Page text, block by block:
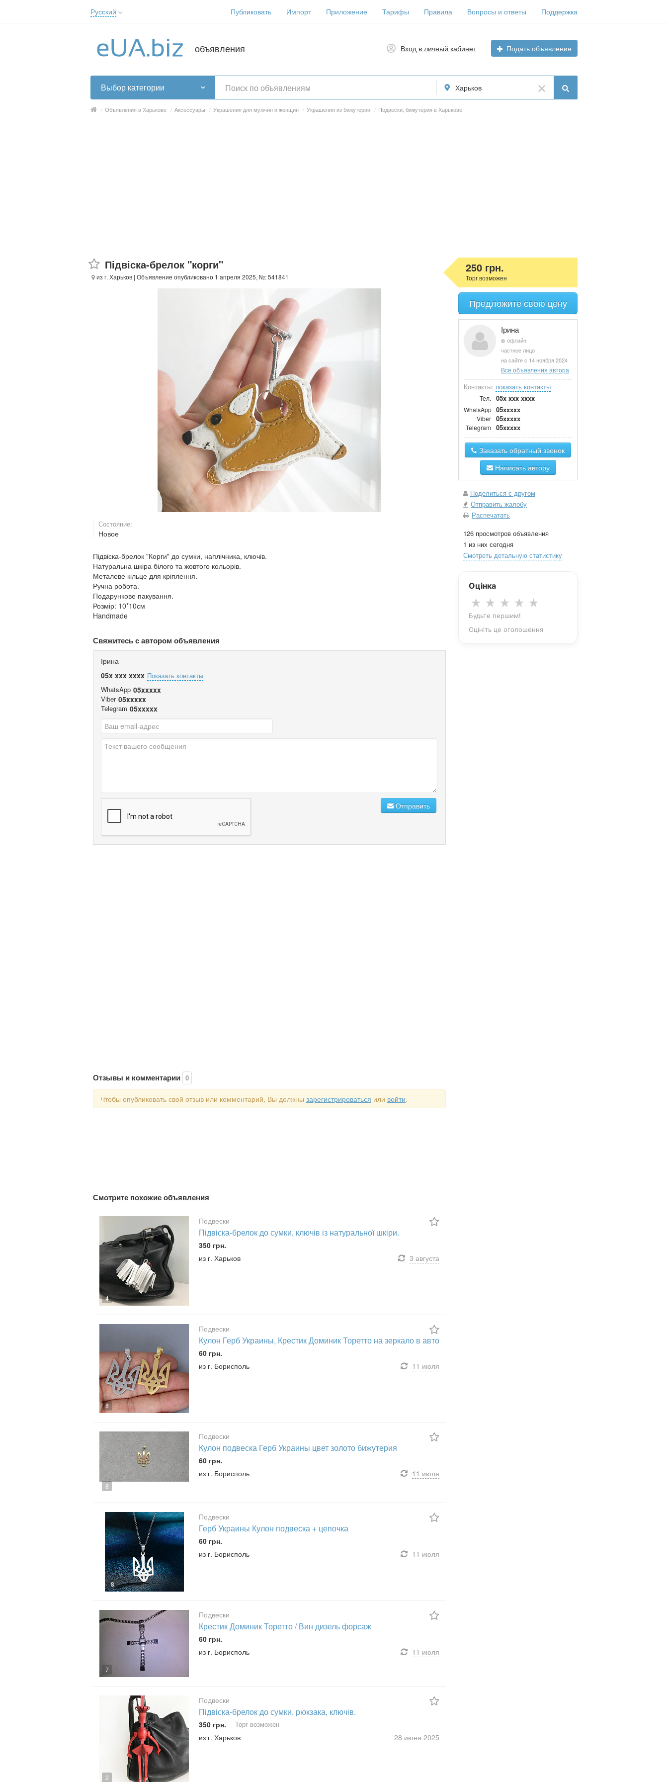
Русский
Українська
Публиковать Импорт Приложение Тарифы Правила Вопросы и ответы Поддержка
объявления Вход в личный кабинет Подать объявление
Выбор категории Харьков
/ Объявления в Харькове / Аксессуары / Украшения для мужчин и женщин / Украшения из бижутерии / Подвески, бижутерия в Харькове
Підвіска-брелок "корги"
из г. Харьков | Объявление опубликовано 1 апреля 2025, №: 541841
Состояние:
Новое
Підвіска-брелок "Корги" до сумки, наплічника, ключів.
Натуральна шкіра білого та жовтого кольорів.
Металеве кільце для кріплення.
Ручна робота.
Подарункове пакування.
Розмір: 10*10см
Handmade
Свяжитесь с автором объявления
Ірина
05x xxx xxxx Показать контакты
WhatsApp 05xxxxx
Viber 05xxxxx
Telegram 05xxxxx
Отправить
Отзывы и комментарии 0
Чтобы опубликовать свой отзыв или комментарий, Вы должны зарегистрироваться или войти.
Смотрите похожие объявления
4
Подвески
Підвіска-брелок до сумки, ключів із натуральної шкіри.
350 грн.
из г. Харьков
3 августа
8
Подвески
Кулон Герб Украины, Крестик Доминик Торетто на зеркало в авто
60 грн.
из г. Борисполь
11 июля
8
Подвески
Кулон подвеска Герб Украины цвет золото бижутерия
60 грн.
из г. Борисполь
11 июля
8
Подвески
Герб Украины Кулон подвеска + цепочка
60 грн.
из г. Борисполь
11 июля
7
Подвески
Крестик Доминик Торетто / Вин дизель форсаж
60 грн.
из г. Борисполь
11 июля
2
Подвески
Підвіска-брелок до сумки, рюкзака, ключів.
350 грн. Торг возможен
из г. Харьков 28 июня 2025
250 грн.
Торг возможен
Предложите свою цену
Ірина
офлайн
частное лицо
на сайте с 14 ноября 2024
Все объявления автора
Контакты: показать контакты
Тел. 05x xxx xxxx
WhatsApp 05xxxxx
Viber 05xxxxx
Telegram 05xxxxx
Заказать обратный звонок
Написать автору
Поделиться с другом
Отправить жалобу
Распечатать
126 просмотров объявления
1 из них сегодня
Смотреть детальную статистику
Оцінка
★ ★ ★ ★ ★
Будьте першим!
Оцініть це оголошення